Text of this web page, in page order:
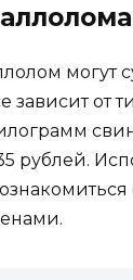
могут
зависит от
рублей.